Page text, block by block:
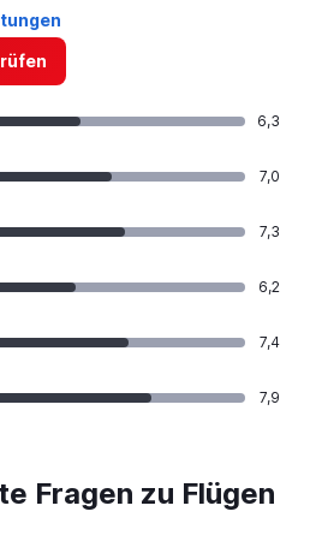
6,3
7,0
7,3
6,2
7,4
7,9
Fragen zu Flügen